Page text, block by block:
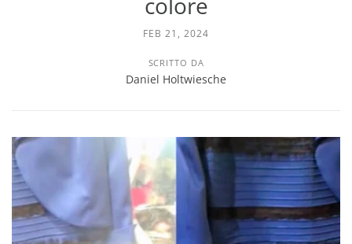
FEB 21, 2024
SCRITTO DA
Daniel Holtwiesche